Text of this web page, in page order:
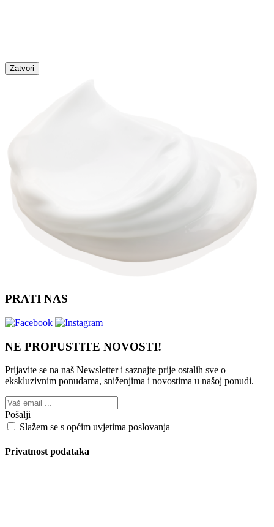
Zatvori
PRATI NAS
NE PROPUSTITE NOVOSTI!
Prijavite se na naš Newsletter i saznajte prije ostalih sve o
ekskluzivnim ponudama, sniženjima i novostima u našoj ponudi.
Pošalji
Slažem se s općim uvjetima poslovanja
Privatnost podataka